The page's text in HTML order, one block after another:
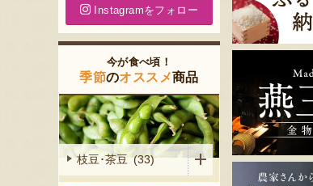
Instagramをフォロー
今が食べ頃！
季節のオススメ商品
枝豆･茶豆 (33)